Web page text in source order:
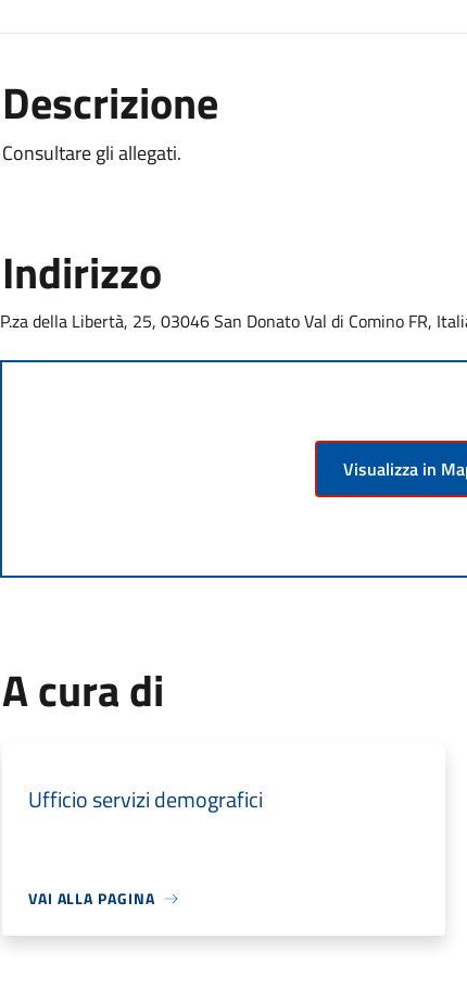
Descrizione
Consultare gli allegati.
Indirizzo
P.za della Libertà, 25, 03046 San Donato Val di Comino FR,
Visualizza in
A cura di
Ufficio servizi demografici
VAI ALLA PAGINA